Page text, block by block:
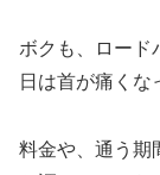
ボクも、ロード
日は首が痛くな
料金や、通う期